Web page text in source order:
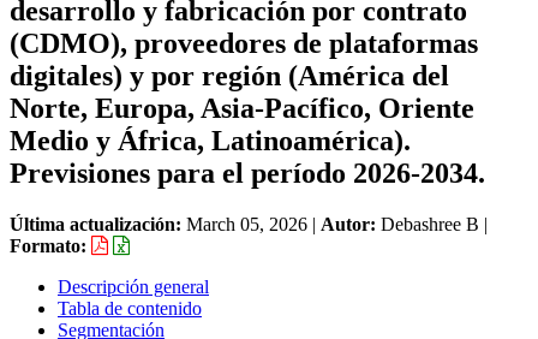
desarrollo y fabricación por contrato
(CDMO), proveedores de plataformas
digitales) y por región (América del
Norte, Europa, Asia-Pacífico, Oriente
Medio y África, Latinoamérica).
Previsiones para el período 2026-2034.
Última actualización: March 05, 2026 | Autor: Debashree B |
Formato:
Descripción general
Tabla de contenido
Segmentación